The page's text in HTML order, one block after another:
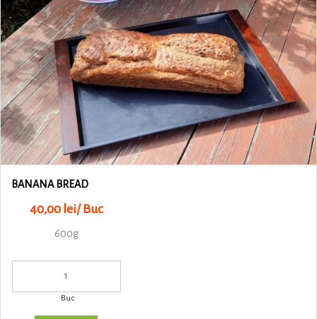
BANANA BREAD
40,00 lei/ Buc
600g
Buc